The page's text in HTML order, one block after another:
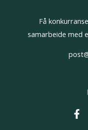
Få
samarbeide med